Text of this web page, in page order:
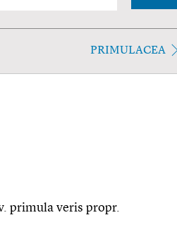
PRIMULACEA
primula veris propr.